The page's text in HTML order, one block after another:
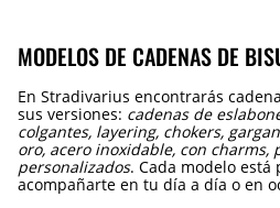
MODELOS DE CADENAS DE
En Stradivarius encontrarás
sus versiones: cadenas de
colgantes, layering, chokers,
oro, acero inoxidable, con charms,
personalizados. Cada modelo está
acompañarte en tu día a día o en